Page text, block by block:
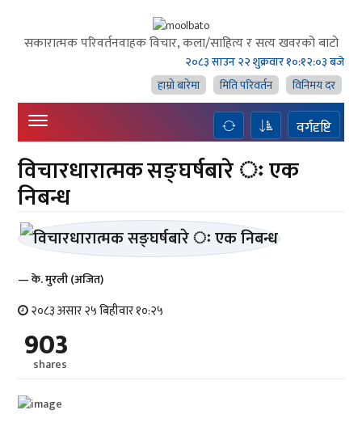
सकारात्मक परिवर्तनवाहक विचार, कला/साहित्य र सत्य खवरको बाटाे
२०८३ साउन २२ शुक्रवार१०:१२:०४ बजे
हाम्राे बारेमा
मिति परिवर्तन विनिमय दर
वर्गदृष्टि
विचारधारात्मक सङ्घर्षबारे ः एक
निबन्ध
— के. मुरली (अजित)
२०८३ असार २५ बिहीवार १०:२५
903
shares